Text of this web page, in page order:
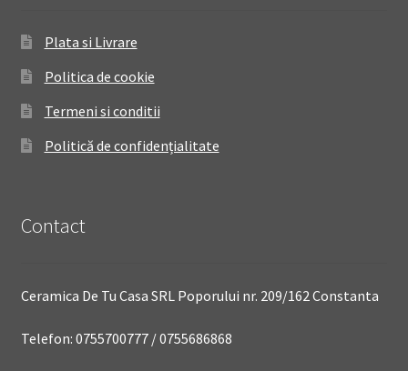
Plata si Livrare
Politica de cookie
Termeni si conditii
Politică de confidențialitate
Contact
Ceramica De Tu Casa SRL Poporului nr. 209/162 Constanta
Telefon: 0755700777 / 0755686868